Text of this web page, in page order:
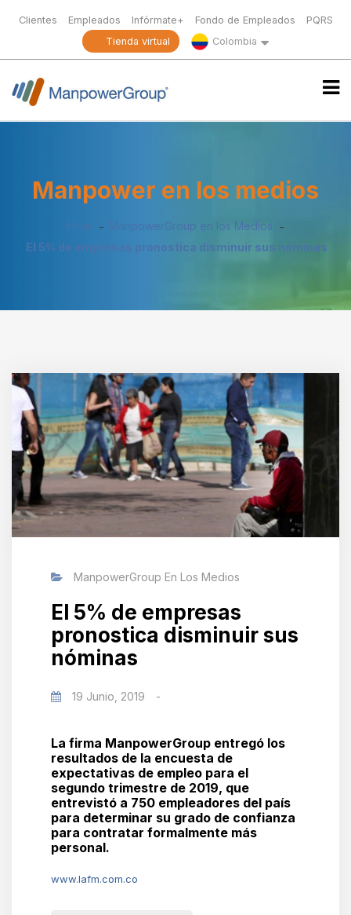
Clientes Empleados Infórmate+ Fondo de Empleados
PQRS
Tienda virtual
Colombia
Manpower en los medios
Inicio
ManpowerGroup en los Medios
El 5% de empresas pronostica disminuir sus nóminas
ManpowerGroup En Los Medios
El 5% de empresas
pronostica disminuir sus
nóminas
19 Junio, 2019 -
La firma ManpowerGroup entregó los
resultados de la encuesta de
expectativas de empleo para el
segundo trimestre de 2019, que
entrevistó a 750 empleadores del país
para determinar su grado de confianza
para contratar formalmente más
personal.
www.lafm.com.co